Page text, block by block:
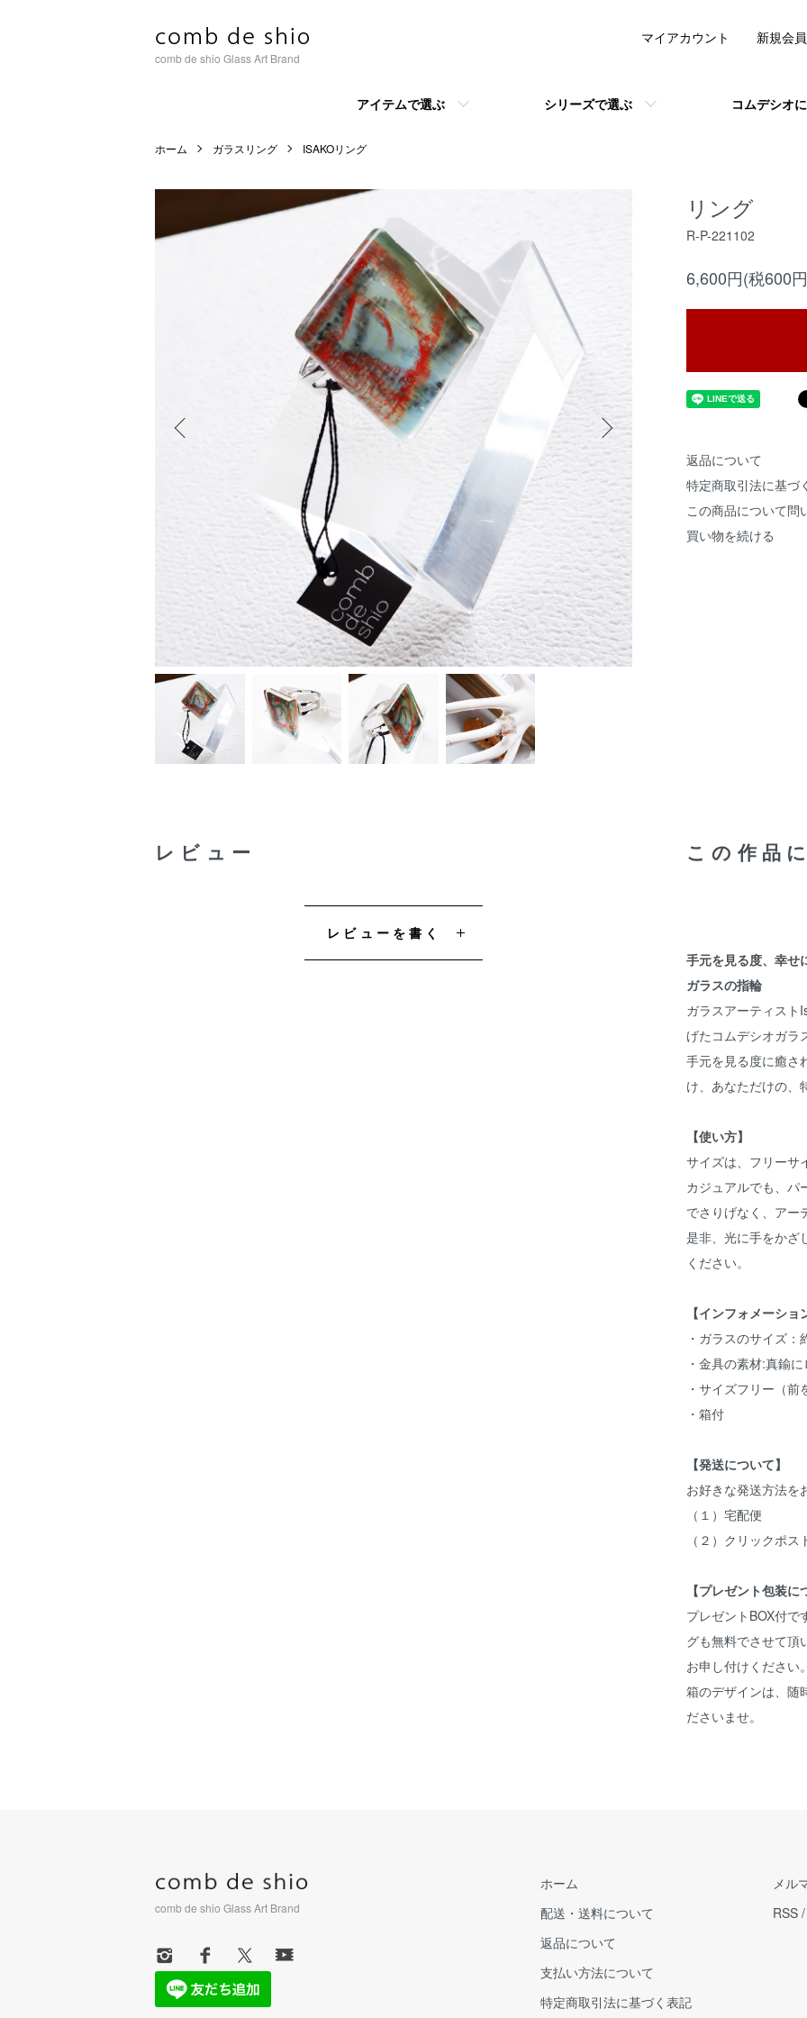
comb de shio Glass Art Brand
アイテムで選ぶ シリーズで選ぶ コムデシオ
マイアカウント 新規会
ホーム ガラスリング ISAKOリング
リング
R-P-221102
6,600円(税600
返品について
特定商取引法に基づ
この商品について問
買い物を続ける
この作品
手元を見る度、幸せ
ガラスの指輪
ガラスアーティスト
げたコムデシオガラ
手元を見る度に癒さ
け、あなただけの、
【使い方】
サイズは、フリーサ
カジュアルでも、パ
でさりげなく、アー
是非、光に手をかざ
ください。
【インフォメーショ
・ガラスのサイズ
・金具の素材:真鍮
・サイズフリー（前
・箱付
【発送について】
お好きな発送方法を
（１）宅配便
（２）クリックポス
【プレゼント包装に
プレゼントBOX付で
グも無料でさせて頂
お申し付けください。
箱のデザインは、随
ださいませ。
レビュー
レビューを書く
comb de shio Glass Art Brand
ホーム
配送・送料について
返品について
支払い方法について
特定商取引法に基づく表記
メル
RSS /